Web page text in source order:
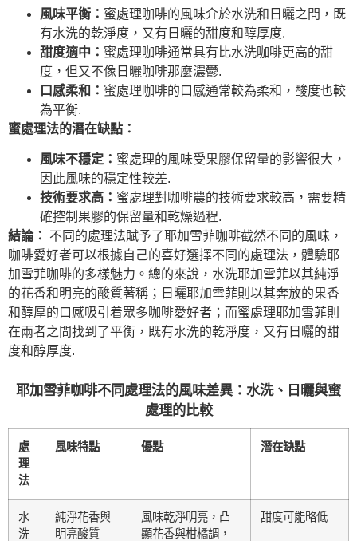
風味平衡： 蜜處理咖啡的風味介於水洗和日曬之間，既
有水洗的乾淨度，又有日曬的甜度和醇厚度.
甜度適中： 蜜處理咖啡通常具有比水洗咖啡更高的甜
度，但又不像日曬咖啡那麼濃鬱.
口感柔和： 蜜處理咖啡的口感通常較為柔和，酸度也較
為平衡.
蜜處理法的潛在缺點：
風味不穩定： 蜜處理的風味受果膠保留量的影響很大，
因此風味的穩定性較差.
技術要求高： 蜜處理對咖啡農的技術要求較高，需要精
確控制果膠的保留量和乾燥過程.
結論：
不同的處理法賦予了耶加雪菲咖啡截然不同的風味，
咖啡愛好者可以根據自己的喜好選擇不同的處理法，體驗耶
加雪菲咖啡的多樣魅力。總的來說，水洗耶加雪菲以其純淨
的花香和明亮的酸質著稱；日曬耶加雪菲則以其奔放的果香
和醇厚的口感吸引着眾多咖啡愛好者；而蜜處理耶加雪菲則
在兩者之間找到了平衡，既有水洗的乾淨度，又有日曬的甜
度和醇厚度.
耶加雪菲咖啡不同處理法的風味差異：水洗、日曬與蜜
處理的比較
處
理
法
風味特點 優點 潛在缺點
水
洗
純淨花香與
明亮酸質
風味乾淨明亮，凸
顯花香與柑橘調，
甜度可能略低